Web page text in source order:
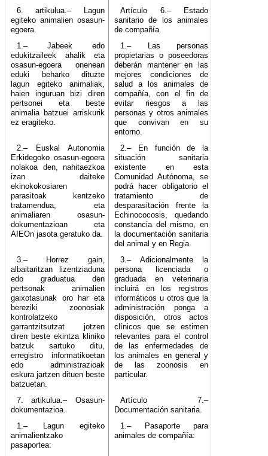
6. artikulua.– Lagun
egiteko animalien osasun-
egoera.
Artículo 6.– Estado
sanitario de los animales
de compañía.
1.– Jabeek edo
edukitzaileek ahalik eta
osasun-egoera onenean
eduki beharko dituzte
lagun egiteko animaliak,
haien inguruan bizi diren
pertsonei eta beste
animalia batzuei arriskurik
ez eragiteko.
1.– Las personas
propietarias o poseedoras
deberán mantener en las
mejores condiciones de
salud a los animales de
compañía, con el fin de
evitar riesgos a las
personas y otros animales
que convivan en su
entorno.
2.– Euskal Autonomia
Erkidegoko osasun-egoera
nolakoa den, nahitaezkoa
izan daiteke
ekinokokosiaren
parasitoak kentzeko
tratamendua, eta
animaliaren osasun-
dokumentazioan eta
AIEOn jasota geratuko da.
2.– En función de la
situación sanitaria
existente en esta
Comunidad Autónoma, se
podrá hacer obligatorio el
tratamiento de
desparasitación frente la
Echinococosis, quedando
constancia del mismo, en
la documentación sanitaria
del animal y en Regia.
3.– Horrez gain,
albaitaritzan lizentziaduna
edo graduatua den
pertsonak animalien
gaixotasunak oro har eta
bereziki zoonosiak
kontrolatzeko
garrantzitsutzat jotzen
diren beste ekintza kliniko
batzuk sartuko ditu,
erregistro informatikoetan
edo administrazioak
eskura jartzen dituen beste
batzuetan.
3.– Adicionalmente la
persona licenciada o
graduada en veterinaria
incluirá en los registros
informáticos u otros que la
administración ponga a
disposición, otros actos
clínicos que se estimen
relevantes para el control
de las enfermedades de
los animales en general y
de las zoonosis en
particular.
7. artikulua.– Osasun-
dokumentazioa.
Artículo 7.–
Documentación sanitaria.
1.– Lagun egiteko
animalientzako
pasaportea:
1.– Pasaporte para
animales de compañía: